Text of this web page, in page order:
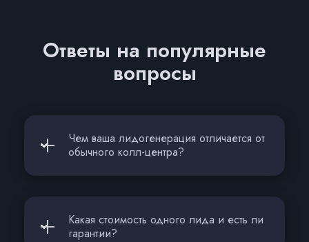
Ответы на популярные
вопросы
Чем ваша лидогенерация отличается от
обычного колл-центра?
Какая стоимость одного лида и есть ли
гарантии?